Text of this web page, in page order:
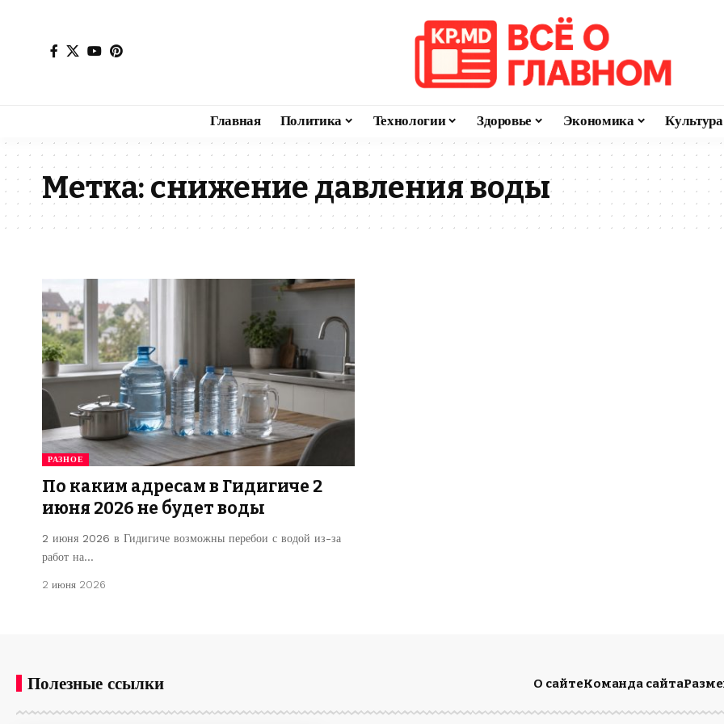
Главная Политика Технологии Здоровье Экономика Культура
Метка:снижение давления воды
РАЗНОЕ
По каким адресам в Гидигиче 2
июня 2026 не будет воды
2 июня 2026 в Гидигиче возможны перебои с водой из-за
работ на…
2 июня 2026
Полезные ссылки О сайтеКоманда сайта